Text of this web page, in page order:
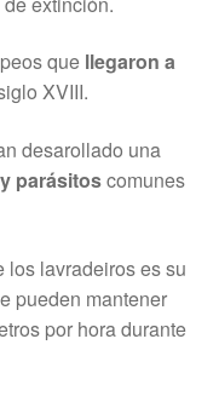
que llegaron a
XVIII.
desarollado una
parásitoscomunes
los lavradeiros es su
pueden mantener
por hora durante